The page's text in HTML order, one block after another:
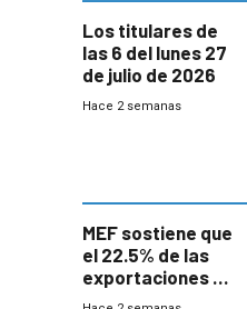
Los titulares de
las 6 del lunes 27
de julio de 2026
Hace 2 semanas
MEF sostiene que
el 22.5% de las
exportaciones a
EE.UU se verán